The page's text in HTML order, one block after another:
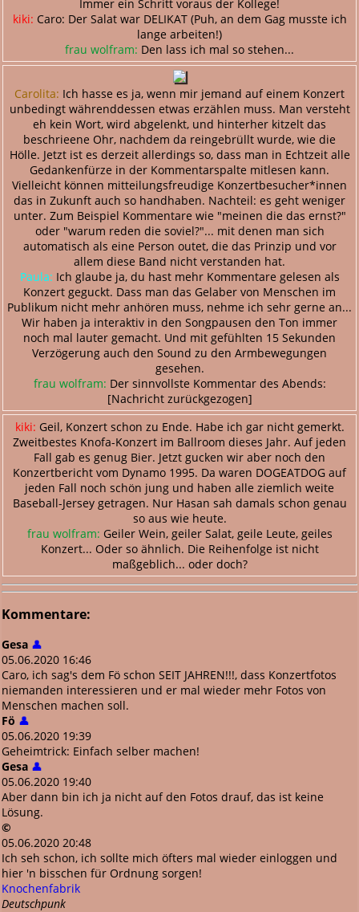
Immer ein Schritt voraus der Kollege!
kiki: Caro: Der Salat war DELIKAT (Puh, an dem Gag musste ich
lange arbeiten!)
frau wolfram: Den lass ich mal so stehen...
Carolita: Ich hasse es ja, wenn mir jemand auf einem Konzert
unbedingt währenddessen etwas erzählen muss. Man versteht
eh kein Wort, wird abgelenkt, und hinterher kitzelt das
beschrieene Ohr, nachdem da reingebrüllt wurde, wie die
Hölle. Jetzt ist es derzeit allerdings so, dass man in Echtzeit alle
Gedankenfürze in der Kommentarspalte mitlesen kann.
Vielleicht können mitteilungsfreudige Konzertbesucher*innen
das in Zukunft auch so handhaben. Nachteil: es geht weniger
unter. Zum Beispiel Kommentare wie "meinen die das ernst?"
oder "warum reden die soviel?"... mit denen man sich
automatisch als eine Person outet, die das Prinzip und vor
allem diese Band nicht verstanden hat.
Paula: Ich glaube ja, du hast mehr Kommentare gelesen als
Konzert geguckt. Dass man das Gelaber von Menschen im
Publikum nicht mehr anhören muss, nehme ich sehr gerne an...
Wir haben ja interaktiv in den Songpausen den Ton immer
noch mal lauter gemacht. Und mit gefühlten 15 Sekunden
Verzögerung auch den Sound zu den Armbewegungen
gesehen.
frau wolfram: Der sinnvollste Kommentar des Abends:
[Nachricht zurückgezogen]
kiki: Geil, Konzert schon zu Ende. Habe ich gar nicht gemerkt.
Zweitbestes Knofa-Konzert im Ballroom dieses Jahr. Auf jeden
Fall gab es genug Bier. Jetzt gucken wir aber noch den
Konzertbericht vom Dynamo 1995. Da waren DOGEATDOG auf
jeden Fall noch schön jung und haben alle ziemlich weite
Baseball-Jersey getragen. Nur Hasan sah damals schon genau
so aus wie heute.
frau wolfram: Geiler Wein, geiler Salat, geile Leute, geiles
Konzert... Oder so ähnlich. Die Reihenfolge ist nicht
maßgeblich... oder doch?
Kommentare:
Gesa 👤
05.06.2020 16:46
Caro, ich sag's dem Fö schon SEIT JAHREN!!!, dass Konzertfotos
niemanden interessieren und er mal wieder mehr Fotos von
Menschen machen soll.
Fö 👤
05.06.2020 19:39
Geheimtrick: Einfach selber machen!
Gesa 👤
05.06.2020 19:40
Aber dann bin ich ja nicht auf den Fotos drauf, das ist keine
Lösung.
©
05.06.2020 20:48
Ich seh schon, ich sollte mich öfters mal wieder einloggen und
hier 'n bisschen für Ordnung sorgen!
Knochenfabrik
Deutschpunk